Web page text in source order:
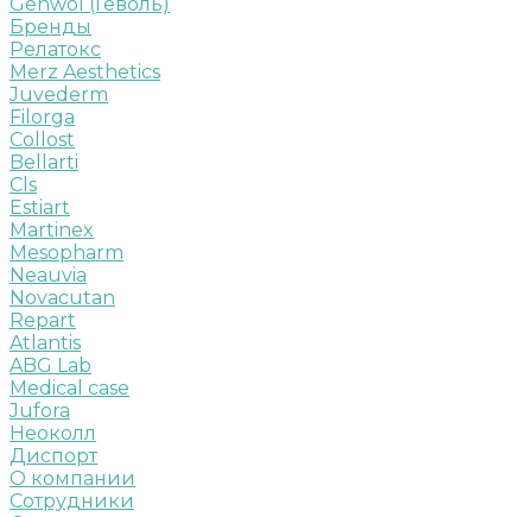
Бренды
Релатокс
Merz Aesthetics
Juvederm
Filorga
Collost
Bellarti
Cls
Estiart
Martinex
Mesopharm
Neauvia
Novacutan
Repart
Atlantis
ABG Lab
Medical case
Jufora
Неоколл
Диспорт
О компании
Сотрудники